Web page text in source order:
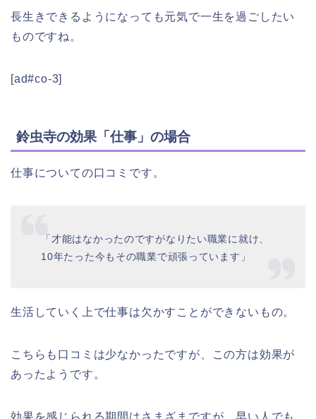
長生きできるようになっても元気で一生を過ごしたい
ものですね。
[ad#co-3]
鈴虫寺の効果「仕事」の場合
仕事についての口コミです。
「才能はなかったのですがなりたい職業に就け、
10年たった今もその職業で頑張っています」
生活していく上で仕事は欠かすことができないもの。
こちらも口コミは少なかったですが、この方は効果が
あったようです。
効果を感じられる期間はさまざまですが、早い人でも